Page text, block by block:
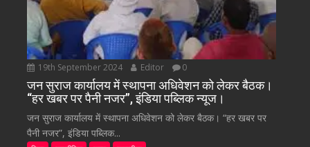
19th September 2024 Editor 0
जन सुराज कार्यालय में स्थापना अधिवेशन को लेकर बैठक।
“हर खबर पर पैनी नजर”, इंडिया पब्लिक न्यूज।
जन सुराज कार्यालय में स्थापना अधिवेशन को लेकर बैठक। “हर खबर पर
पैनी नजर”, इंडिया पब्लिक...